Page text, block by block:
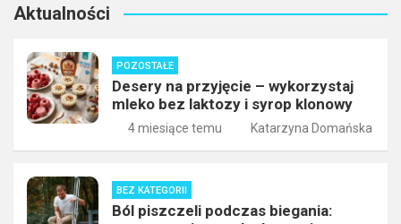
Aktualności
POZOSTAŁE
Desery na przyjęcie – wykorzystaj
mleko bez laktozy i syrop klonowy
4 miesiące temu Katarzyna Domańska
BEZ KATEGORII
Ból piszczeli podczas biegania: